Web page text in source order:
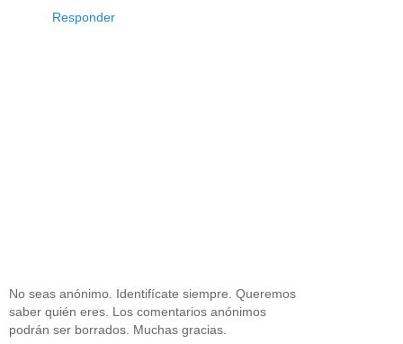
Responder
No seas anónimo. Identifícate siempre. Queremos
saber quién eres. Los comentarios anónimos
podrán ser borrados. Muchas gracias.